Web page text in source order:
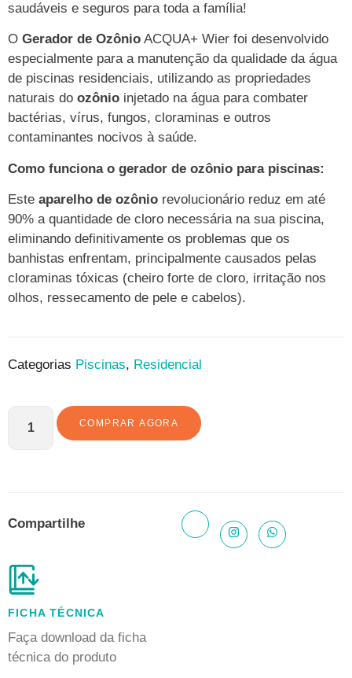
saudáveis e seguros para toda a família!
O Gerador de Ozônio ACQUA+ Wier foi desenvolvido
especialmente para a manutenção da qualidade da água
de piscinas residenciais, utilizando as propriedades
naturais do ozônio injetado na água para combater
bactérias, vírus, fungos, cloraminas e outros
contaminantes nocivos à saúde.
Como funciona o gerador de ozônio para piscinas:
Este aparelho de ozônio revolucionário reduz em até
90% a quantidade de cloro necessária na sua piscina,
eliminando definitivamente os problemas que os
banhistas enfrentam, principalmente causados pelas
cloraminas tóxicas (cheiro forte de cloro, irritação nos
olhos, ressecamento de pele e cabelos).
Categorias Piscinas, Residencial
COMPRAR AGORA
Compartilhe
FICHA TÉCNICA
Faça download da ficha
técnica do produto